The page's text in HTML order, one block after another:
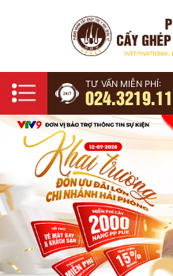
TƯ VẤN MIỄN PHÍ: